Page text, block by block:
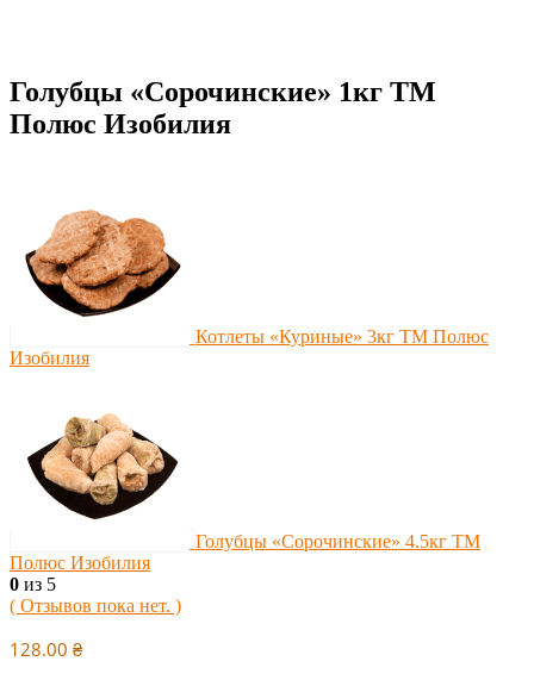
Голубцы «Сорочинские» 1кг ТМ
Полюс Изобилия
Котлеты «Куриные» 3кг ТМ Полюс
Изобилия
Голубцы «Сорочинские» 4.5кг ТМ
Полюс Изобилия
0 из 5
( Отзывов пока нет. )
128.00 ₴